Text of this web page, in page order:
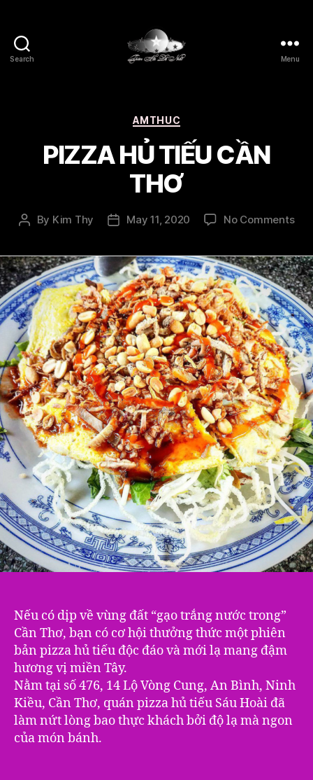
Search
Nhat
Menu
Categories
AMTHUC
PIZZA HỦ TIẾU CẦN
THƠ
Post
By Kim Thy
PostMay 11, 2020 No Commentson
Nếu có dịp về vùng đất “gạo trắng nước trong”
Cần Thơ, bạn có cơ hội thưởng thức một phiên
bản pizza hủ tiếu độ‎c đáo và mới lạ mang đậm
hương vị miền Tây.
Nằm tại số 476, 14 Lộ Vòng Cung, An Bình, Ninh
Kiều, Cần Thơ, quán pizza hủ tiếu Sáu Hoài đã
làm nứt lòng bao thực khách bởi độ lạ mà ngon
của món bánh.